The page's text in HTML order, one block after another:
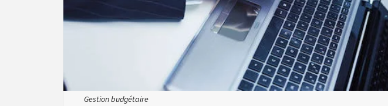
Gestion budgétaire